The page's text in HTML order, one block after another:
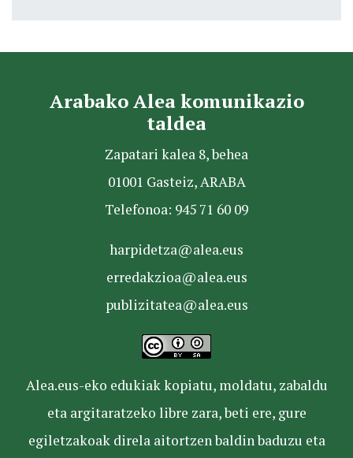
Arabako Alea komunikazio
taldea
Zapatari kalea 8, behea
01001 Gasteiz, ARABA
Telefonoa: 945 71 60 09
harpidetza@alea.eus
erredakzioa@alea.eus
publizitatea@alea.eus
Alea.eus-eko edukiak kopiatu, moldatu, zabaldu
eta argitaratzeko libre zara, beti ere, gure
egiletzakoak direla aitortzen baldin baduzu eta